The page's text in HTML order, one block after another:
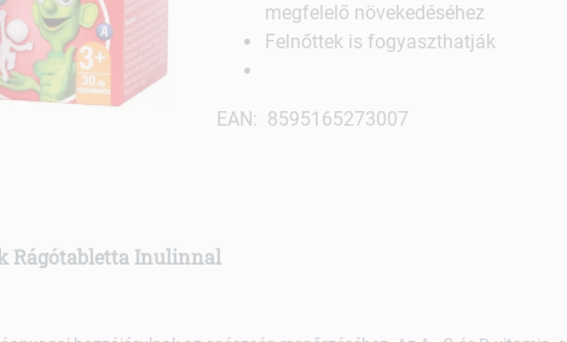
megfelelő növekedéséhez
Felnőttek is fogyaszthatják
EAN: 8595165273007
Rágótabletta Inulinnal